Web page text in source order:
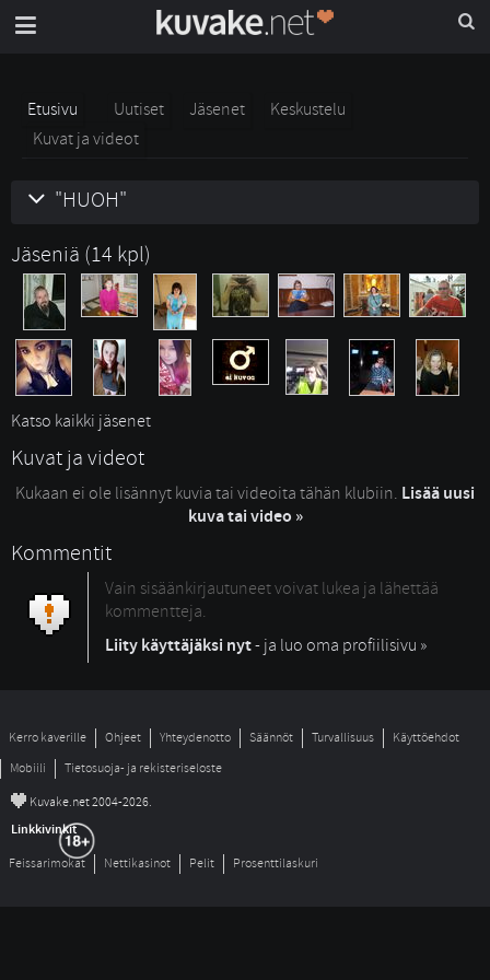
Etusivu Uutiset Jäsenet
Keskustelu
Kuvat ja videot
"HUOH"
Jäseniä (14 kpl)
Katso kaikki jäsenet
Kuvat ja videot
Kukaan ei ole lisännyt kuvia tai videoita tähän klubiin. Lisää uusi
kuva tai video »
Kommentit
Vain sisäänkirjautuneet voivat lukea ja lähettää
kommentteja.
Liity käyttäjäksi nyt- ja luo oma profiilisivu »
Kerro kaverille Ohjeet Yhteydenotto Säännöt Turvallisuus
Käyttöehdot
Mobiili
Tietosuoja- ja rekisteriseloste
© Kuvake.net 2004-2026.
Linkkivinkit
Feissarimokat Nettikasinot Pelit Prosenttilaskuri